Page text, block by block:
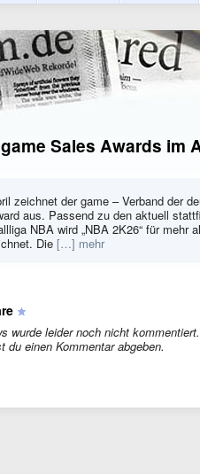
Sales Awards im
zeichnet der game – Verband der
aus. Passend zu den aktuell
NBA wird „NBA 2K26“ für
Die […] mehr
wurde leider noch nicht kommentiert.
du einen Kommentar abgeben.